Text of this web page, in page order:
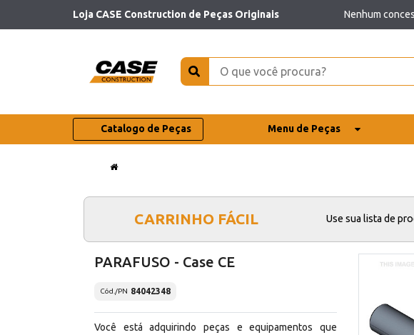
Loja CASE Construction de Peças Originais Nenhum
Catalogo de Peças Menu de Peças
CARRINHO FÁCIL Use sua lista de
PARAFUSO - Case CE
Cód./PN 84042348
Você está adquirindo peças e equipamentos que